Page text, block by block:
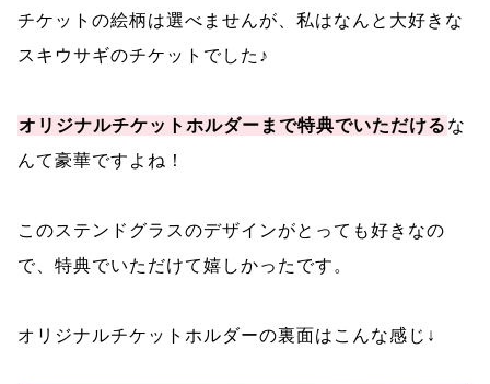
チケットの絵柄は選べませんが、私はなんと大好きな
スキウサギのチケットでした♪
オリジナルチケットホルダーまで特典でいただける な
んて豪華ですよね！
このステンドグラスのデザインがとっても好きなの
で、特典でいただけて嬉しかったです。
オリジナルチケットホルダーの裏面はこんな感じ↓